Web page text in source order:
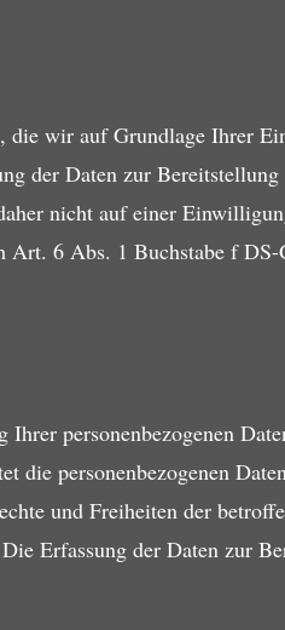
die wir auf Grundlage Ihrer
der Daten zur
nicht auf einer
Art. 6 Abs. 1 Buchstabe f
Ihrer personenbezogenen
die personenbezogenen
und Freiheiten der
Erfassung der Daten zur